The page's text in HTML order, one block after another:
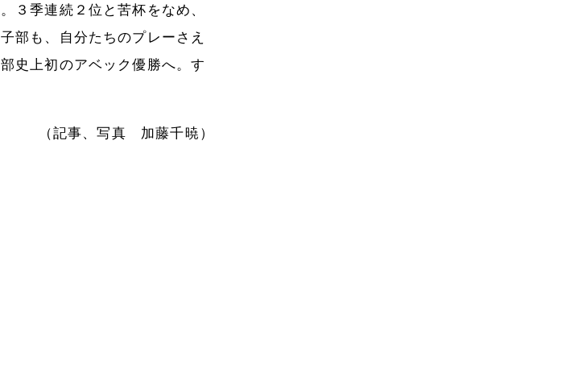
３季連続２位と苦杯をなめ、
部も、自分たちのプレーさえ
史上初のアベック優勝へ。す
（記事、写真 加藤千暁）